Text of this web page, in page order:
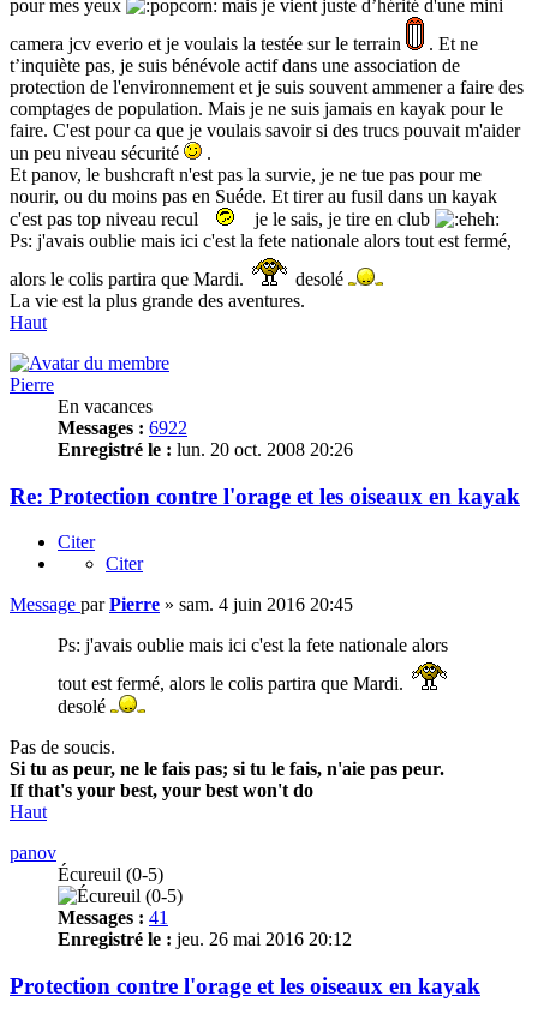
pour mes yeux
mais je vient juste d’hérité d'une mini
camera jcv everio et je voulais la testée sur le terrain
. Et ne
t’inquiète pas, je suis bénévole actif dans une association de
protection de l'environnement et je suis souvent ammener a faire des
comptages de population. Mais je ne suis jamais en kayak pour le
faire. C'est pour ca que je voulais savoir si des trucs pouvait m'aider
un peu niveau sécurité
.
Et panov, le bushcraft n'est pas la survie, je ne tue pas pour me
nourir, ou du moins pas en Suéde. Et tirer au fusil dans un kayak
c'est pas top niveau recul
je le sais, je tire en club
Ps: j'avais oublie mais ici c'est la fete nationale alors tout est fermé,
alors le colis partira que Mardi.
desolé
La vie est la plus grande des aventures.
Haut
Pierre
En vacances
Messages : 6922
Enregistré le : lun. 20 oct. 2008 20:26
Re: Protection contre l'orage et les oiseaux en kayak
Citer
Citer
Message parPierre » sam. 4 juin 2016 20:45
Ps: j'avais oublie mais ici c'est la fete nationale alors
tout est fermé, alors le colis partira que Mardi.
desolé
Pas de soucis.
Si tu as peur, ne le fais pas; si tu le fais, n'aie pas peur.
If that's your best, your best won't do
Haut
panov
Écureuil (0-5)
Messages : 41
Enregistré le : jeu. 26 mai 2016 20:12
Protection contre l'orage et les oiseaux en kayak